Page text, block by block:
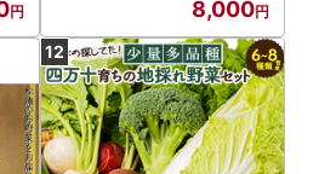
8,000